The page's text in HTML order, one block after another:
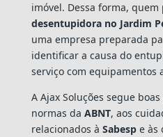
imóvel. Dessa forma,
desentupidora no Jardim
uma empresa preparada
identificar a causa do
serviço com equipamentos
A Ajax Soluções segue
normas da ABNT, aos
relacionados à Sabespe às